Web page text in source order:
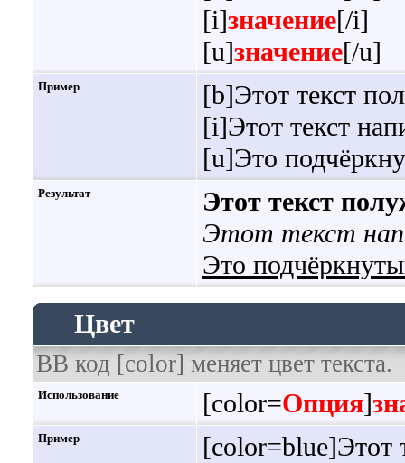
[i]значение[/i]
[u]значение[/u]
Пример
[b]Этот текст
[i]Этот текст
[u]Это
Результат
Этот текст
Этот текст
Это
Цвет
BB код [color] меняет цвет текста.
Использование [color=Опция]
Пример [color=blue]Этот